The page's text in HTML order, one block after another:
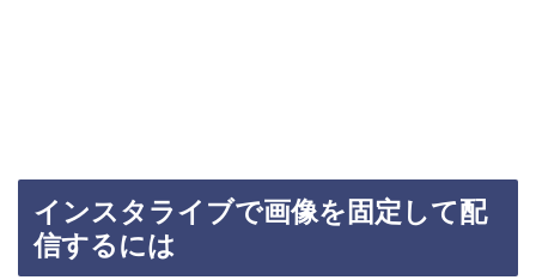
インスタライブで画像を固定して配
信するには